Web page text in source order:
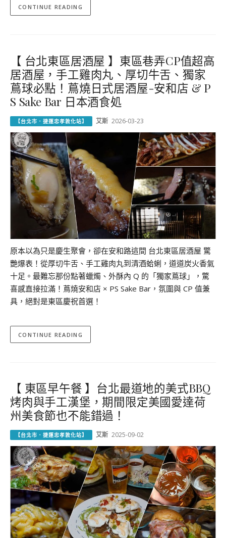
CONTINUE READING
【 台北東區居酒屋 】東區巷弄CP值超高
居酒屋，手工雞肉丸、厚切牛舌、獨家
蔦球必點！蔦燒日式居酒屋-安和店 & P
S Sake Bar 日本酒食処
【台北市．捷運忠孝敦化站】 艾斯 2026-03-23
原本以為只是慶生聚會，卻在安和路這間 台北東區居酒屋 驚
艷爆表！從厚切牛舌、手工雞肉丸到清酒蛤蜊，道道炭火香氣
十足。最難忘那份點著蠟燭、外酥內 Q 的「獨家蔦球」，驚
喜感直接拉滿！蔦燒安和店 × PS Sake Bar，氛圍與 CP 值兼
具，絕對是東區慶祝首選！
CONTINUE READING
【 東區早午餐 】台北最道地的美式BBQ
烤肉與手工漢堡，期間限定美國愛達荷
州美食節也不能錯過！
【台北市．捷運忠孝敦化站】 艾斯 2025-09-02